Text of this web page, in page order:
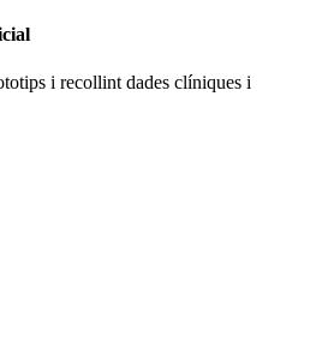
i recollint dades clíniques i